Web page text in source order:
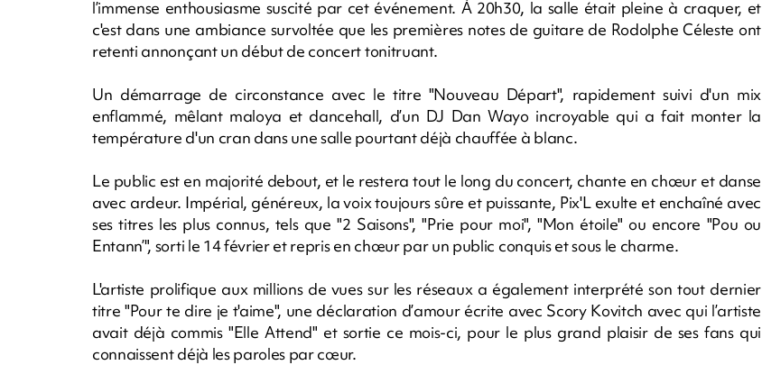
l’immense enthousiasme suscité par cet événement. À 20h30, la salle était pleine à craquer, et
c'est dans une ambiance survoltée que les premières notes de guitare de Rodolphe Céleste ont
retenti annonçant un début de concert tonitruant.
Un démarrage de circonstance avec le titre "Nouveau Départ", rapidement suivi d'un mix
enflammé, mêlant maloya et dancehall, d’un DJ Dan Wayo incroyable qui a fait monter la
température d'un cran dans une salle pourtant déjà chauffée à blanc.
Le public est en majorité debout, et le restera tout le long du concert, chante en chœur et danse
avec ardeur. Impérial, généreux, la voix toujours sûre et puissante, Pix'L exulte et enchaîné avec
ses titres les plus connus, tels que "2 Saisons", "Prie pour moi", "Mon étoile" ou encore "Pou ou
Entann’", sorti le 14 février et repris en chœur par un public conquis et sous le charme.
L'artiste prolifique aux millions de vues sur les réseaux a également interprété son tout dernier
titre "Pour te dire je t'aime", une déclaration d’amour écrite avec Scory Kovitch avec qui l’artiste
avait déjà commis "Elle Attend" et sortie ce mois-ci, pour le plus grand plaisir de ses fans qui
connaissent déjà les paroles par cœur.